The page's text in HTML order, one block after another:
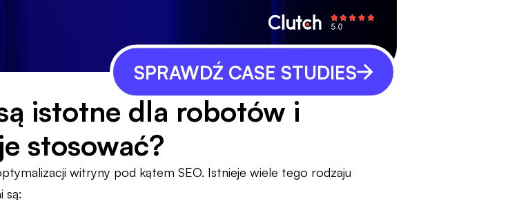
SPRAWDŹ CASE STUDIES
istotne dla robotów i
stosować?
witryny pod kątem SEO. Istnieje wiele tego rodzaju
są: